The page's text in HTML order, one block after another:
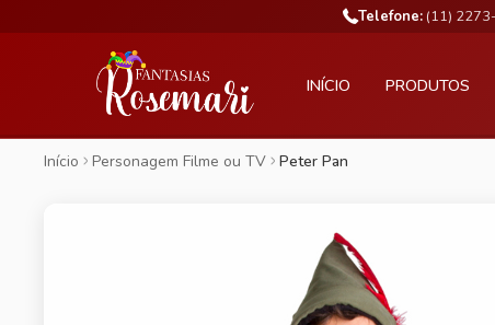
Telefone: (11)
INÍCIO PRODUTOS
Início Personagem Filme ou TV Peter Pan